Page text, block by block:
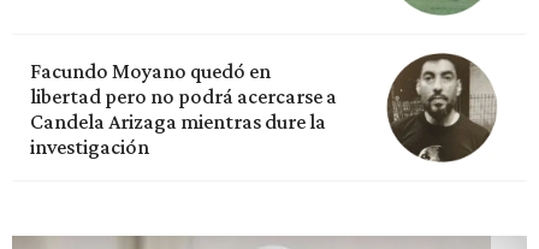
Facundo Moyano quedó en
libertad pero no podrá acercarse a
Candela Arizaga mientras dure la
investigación